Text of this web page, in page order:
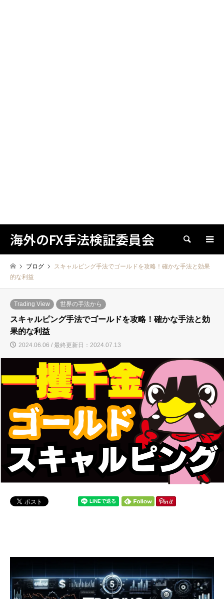
海外のFX手法検証委員会 検索
ブログ
スキャルピング手法でゴールドを攻略！確かな手法と効果
的な利益
Trading View 世界の手法から
スキャルピング手法でゴールドを攻略！確かな手法と効
果的な利益
2024.06.06 / 最終更新日：2024.07.13